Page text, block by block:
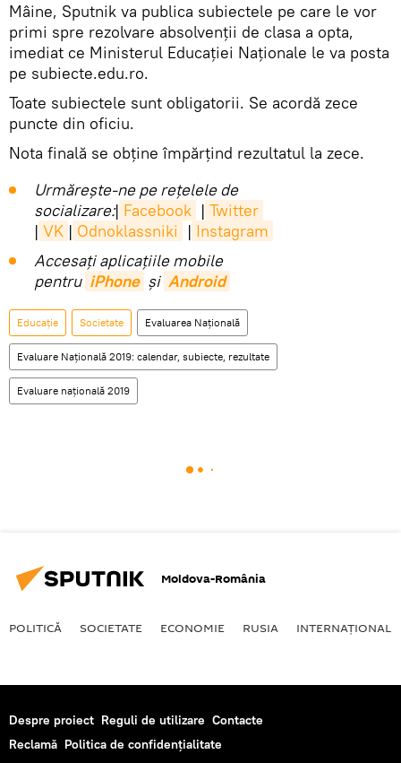
Mâine, Sputnik va publica subiectele pe care le vor
primi spre rezolvare absolvenții de clasa a opta,
imediat ce Ministerul Educației Naționale le va posta
pe subiecte.edu.ro.
Toate subiectele sunt obligatorii. Se acordă zece
puncte din oficiu.
Nota finală se obține împărțind rezultatul la zece.
Urmărește-ne pe rețelele de
socializare:| Facebook | Twitter
| VK | Odnoklassniki | Instagram
Accesaţi aplicaţiile mobile
pentru iPhone și Android
Educație Societate Evaluarea Naţională
Evaluare Națională 2019: calendar, subiecte, rezultate
Evaluare națională 2019
Moldova-România
POLITICĂ SOCIETATE ECONOMIE RUSIA INTERNAŢIONAL
Despre proiect Reguli de utilizare Contacte
Reclamă Politica de confidențialitate